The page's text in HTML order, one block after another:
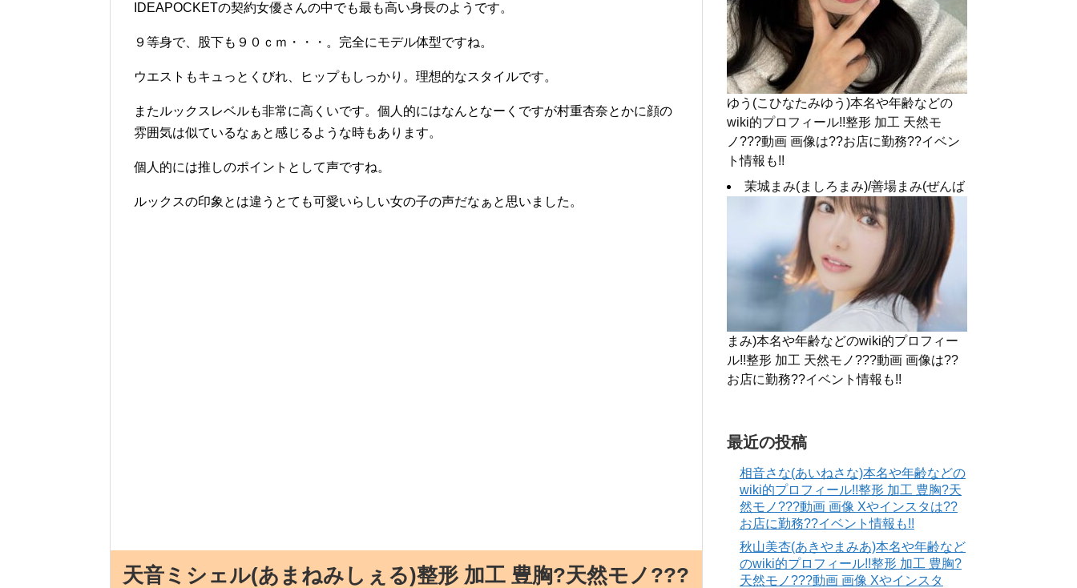
IDEAPOCKETの契約女優さんの中でも最も高い身長のようです。
９等身で、股下も９０ｃｍ・・・。完全にモデル体型ですね。
ウエストもキュっとくびれ、ヒップもしっかり。理想的なスタイルです。
またルックスレベルも非常に高くいです。個人的にはなんとなーくですが村重杏奈とかに顔の
雰囲気は似ているなぁと感じるような時もあります。
個人的には推しのポイントとして声ですね。
ルックスの印象とは違うとても可愛いらしい女の子の声だなぁと思いました。
天音ミシェル(あまねみしぇる)整形 加工 豊胸?天然モノ???
ゆう(こひなたみゆう)本名や年齢などの
wiki的プロフィール!!整形 加工 天然モ
ノ???動画 画像は??お店に勤務??イベン
ト情報も!!
茉城まみ(ましろまみ)/善場まみ(ぜんば
まみ)本名や年齢などのwiki的プロフィー
ル!!整形 加工 天然モノ???動画 画像は??
お店に勤務??イベント情報も!!
最近の投稿
相音さな(あいねさな)本名や年齢などの
wiki的プロフィール!!整形 加工 豊胸?天
然モノ???動画 画像 Xやインスタは??
お店に勤務??イベント情報も!!
秋山美杏(あきやまみあ)本名や年齢など
のwiki的プロフィール!!整形 加工 豊胸?
天然モノ???動画 画像 Xやインスタ